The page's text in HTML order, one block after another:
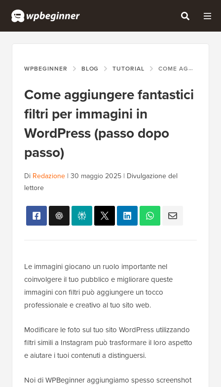
WPBEGINNER BLOG TUTORIAL COME AGGIUNGERE FANTASTICI FILTRI PER IMMAGINI IN WORDPRESS (PASSO DOPO PASSO)
Come aggiungere fantastici
filtri per immagini in
WordPress (passo dopo
passo)
Di Redazione | 30 maggio 2025 | Divulgazione del
lettore
Le immagini giocano un ruolo importante nel
coinvolgere il tuo pubblico e migliorare queste
immagini con filtri può aggiungere un tocco
professionale e creativo al tuo sito web.
Modificare le foto sul tuo sito WordPress utilizzando
filtri simili a Instagram può trasformare il loro aspetto
e aiutare i tuoi contenuti a distinguersi.
Noi di WPBeginner aggiungiamo spesso screenshot